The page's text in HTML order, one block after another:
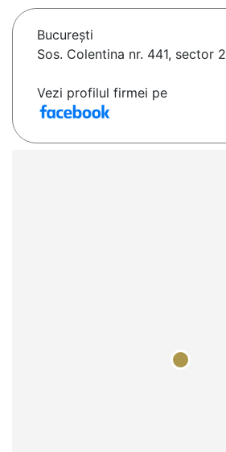
Bucureşti
Sos. Colentina nr. 441, sector 2
Vezi profilul firmei pe